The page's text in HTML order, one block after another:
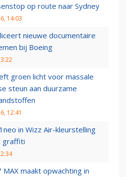
op route naar Sydney
14:03
nieuwe documentaire
bij Boeing
groen licht voor massale
steun aan duurzame
12:41
in Wizz Air-kleurstelling
graffiti
MAX maakt opwachting in